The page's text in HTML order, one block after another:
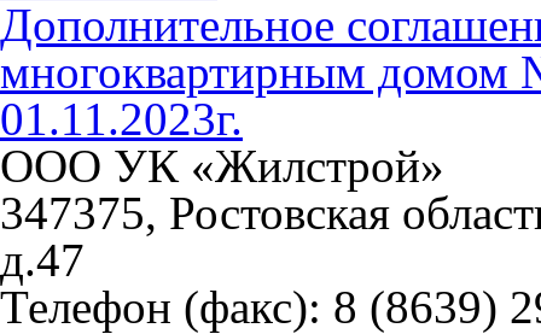
Дополнительное
многоквартирным домом
01.11.2023г.
ООО УК «Жилстрой»
347375, Ростовская
д.47
Телефон (факс): 8 (8639)